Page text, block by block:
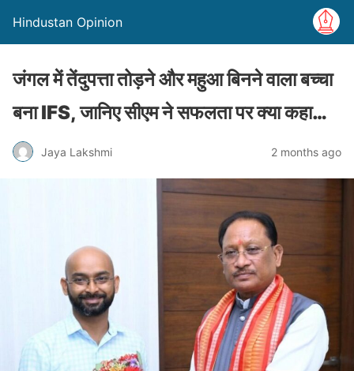
Hindustan Opinion
जंगल में तेंदुपत्ता तोड़ने और महुआ बिनने वाला बच्चा
बना IFS, जानिए सीएम ने सफलता पर क्या कहा…
Jaya Lakshmi 2 months ago